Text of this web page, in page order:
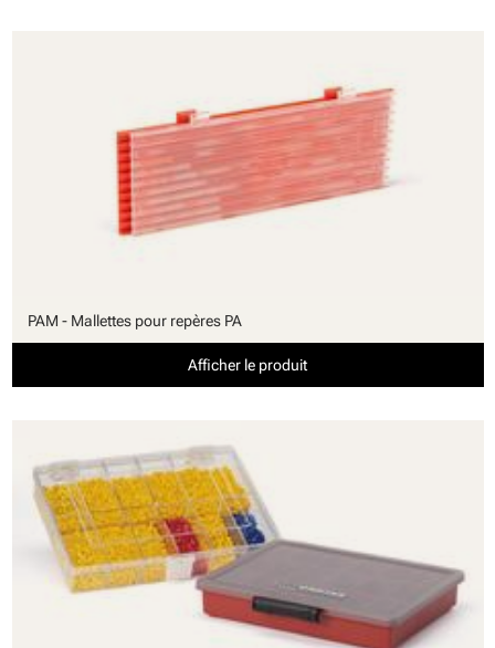
PAM - Mallettes pour repères PA
Afficher le produit